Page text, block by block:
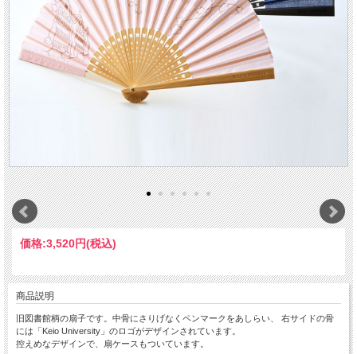
価格:3,520円(税込)
商品説明
旧図書館柄の扇子です。中骨にさりげなくペンマークをあしらい、 右サイドの骨
には「Keio University」のロゴがデザインされています。
控えめなデザインで、扇ケースもついています。